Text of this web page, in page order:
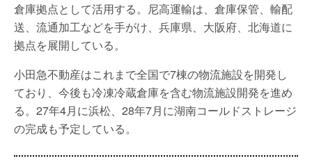
倉庫拠点として活用する。尼高運輸は、倉庫保管、輸配
送、流通加工などを手がけ、兵庫県、大阪府、北海道に
拠点を展開している。
小田急不動産はこれまで全国で7棟の物流施設を開発し
ており、今後も冷凍冷蔵倉庫を含む物流施設開発を進め
る。27年4月に浜松、28年7月に湖南コールドストレージ
の完成も予定している。